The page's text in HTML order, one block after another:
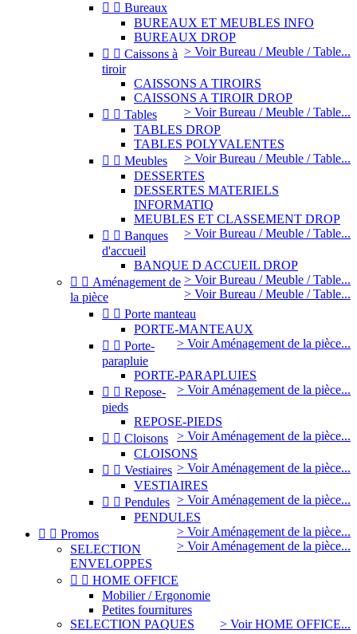
  Bureaux
BUREAUX ET MEUBLES INFO
BUREAUX DROP
> Voir Bureau / Meuble / Table...
  Caissons à
tiroir
CAISSONS A TIROIRS
CAISSONS A TIROIR DROP
> Voir Bureau / Meuble / Table...
  Tables
TABLES DROP
TABLES POLYVALENTES
> Voir Bureau / Meuble / Table...
  Meubles
DESSERTES
DESSERTES MATERIELS
INFORMATIQ
MEUBLES ET CLASSEMENT DROP
> Voir Bureau / Meuble / Table...
  Banques
d'accueil
BANQUE D ACCUEIL DROP
> Voir Bureau / Meuble / Table...
> Voir Bureau / Meuble / Table...
  Aménagement de
la pièce
  Porte manteau
PORTE-MANTEAUX
> Voir Aménagement de la pièce...
  Porte-
parapluie
PORTE-PARAPLUIES
> Voir Aménagement de la pièce...
  Repose-
pieds
REPOSE-PIEDS
> Voir Aménagement de la pièce...
  Cloisons
CLOISONS
> Voir Aménagement de la pièce...
  Vestiaires
VESTIAIRES
> Voir Aménagement de la pièce...
  Pendules
PENDULES
> Voir Aménagement de la pièce...
> Voir Aménagement de la pièce...
  Promos
SELECTION
ENVELOPPES
  HOME OFFICE
Mobilier / Ergonomie
Petites fournitures
> Voir HOME OFFICE...
SELECTION PAQUES